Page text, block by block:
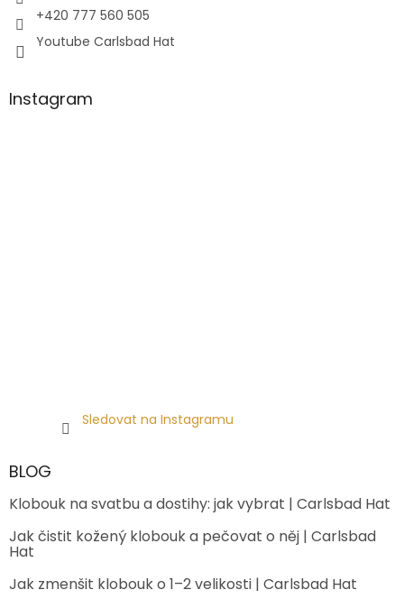
+420 777 560 505
Youtube Carlsbad Hat
Instagram
Sledovat na Instagramu
BLOG
Klobouk na svatbu a dostihy: jak vybrat | Carlsbad Hat
Jak čistit kožený klobouk a pečovat o něj | Carlsbad
Hat
Jak zmenšit klobouk o 1–2 velikosti | Carlsbad Hat